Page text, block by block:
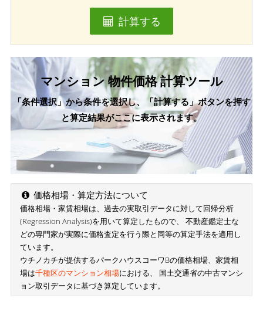
計算する
マンション 物件価格 計算ツール
「条件選択」から条件を選択し、「計算する」ボタンを押す
と算定結果がここに表示されます。
価格相場・算定方法について
価格相場・家賃相場は、過去の実取引データに対して回帰分析
(Regression Analysis)を用いて算定したもので、 不動産鑑定士な
どの専門家が実際に価格査定を行う際と同等の算定手法を適用し
ています。
ウチノカチが提供するパークハウスコーワBの価格相場、家賃相
場は千種区のマンション相場における、 国土交通省の中古マンシ
ョン取引データに基づき算定しています。